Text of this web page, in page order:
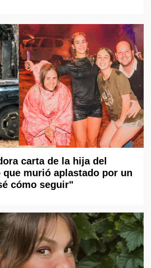
carta de la hija del
murió aplastado por un
cómo seguir"